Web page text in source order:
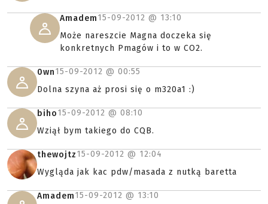
Amadem15-09-2012 @ 13:10
Może nareszcie Magna doczeka się
konkretnych Pmagów i to w CO2.
0wn15-09-2012 @ 00:55
Dolna szyna aż prosi się o m320a1 :)
biho15-09-2012 @ 08:10
Wziął bym takiego do CQB.
thewojtz15-09-2012 @ 12:04
Wygląda jak kac pdw/masada z nutką baretta
Amadem15-09-2012 @ 13:10